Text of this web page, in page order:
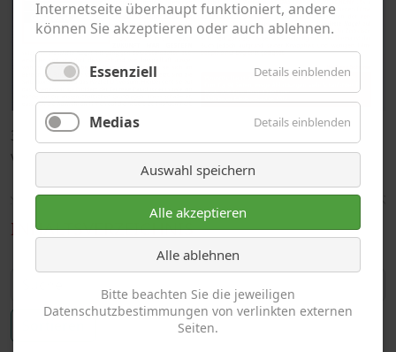
35 Millimeter – Retro Filmmagazin | 06/2015
von Barbara Scherer
INHALTSVERZEICHNIS
Internetseite überhaupt funktioniert, andere
können Sie akzeptieren oder auch ablehnen.
Essenziell Details einblenden
Medias Details einblenden
Auswahl speichern
Alle akzeptieren
Alle ablehnen
Bitte beachten Sie die jeweiligen
Datenschutzbestimmungen von verlinkten externen
Seiten.